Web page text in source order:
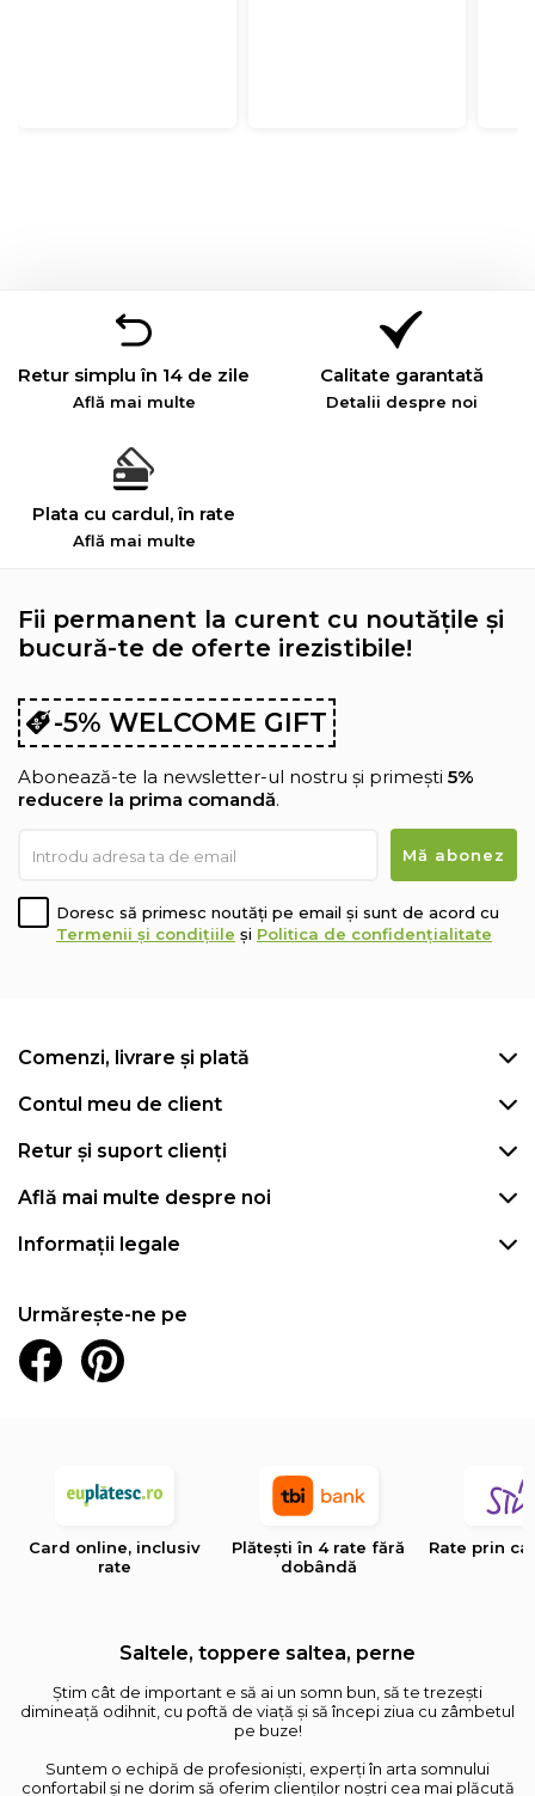
Retur simplu în 14 de zile
Află mai multe
Calitate garantată
Detalii despre noi
Plata cu cardul, în rate
Află mai multe
Fii permanent la curent cu noutățile și
bucură-te de oferte irezistibile!
-5% WELCOME GIFT
Abonează-te la newsletter-ul nostru și primești 5%
reducere la prima comandă.
Doresc să primesc noutăți pe email și sunt de acord cu
Termenii și condițiile și Politica de confidențialitate
Comenzi, livrare și plată
Contul meu de client
Retur și suport clienți
Află mai multe despre noi
Informații legale
Urmărește-ne pe
Card online, inclusiv
rate
Plătești în 4 rate fără
dobândă
Rate prin
Saltele, toppere saltea, perne
Știm cât de important e să ai un somn bun, să te trezești
dimineață odihnit, cu poftă de viață și să începi ziua cu zâmbetul
pe buze!
Suntem o echipă de profesioniști, experți în arta somnului
confortabil și ne dorim să oferim clienților noștri cea mai plăcută